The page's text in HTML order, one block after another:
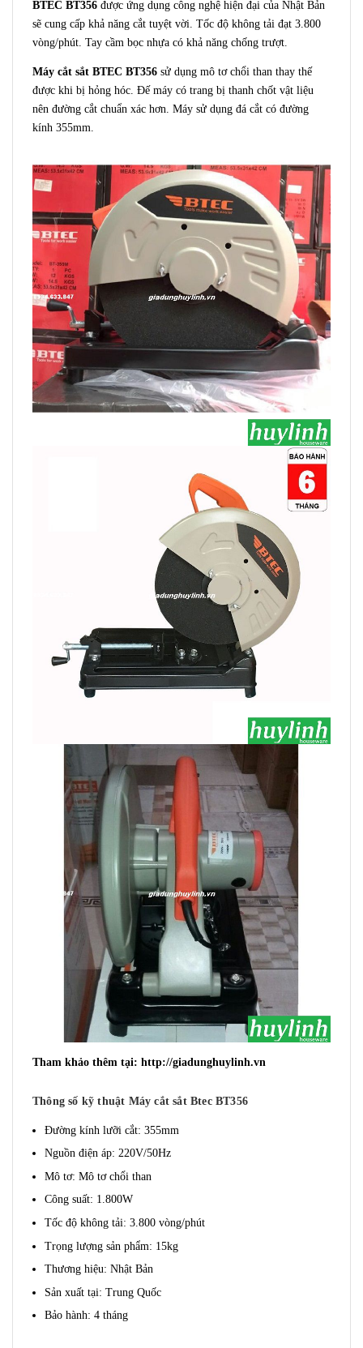
BTEC BT356 được ứng dụng công nghệ hiện đại của Nhật Bản
sẽ cung cấp khả năng cắt tuyệt vời. Tốc độ không tải đạt 3.800
vòng/phút. Tay cầm bọc nhựa có khả năng chống trượt.
Máy cắt sắt BTEC BT356 sử dụng mô tơ chổi than thay thế
được khi bị hỏng hóc. Đế máy có trang bị thanh chốt vật liệu
nên đường cắt chuẩn xác hơn. Máy sử dụng đá cắt có đường
kính 355mm.
Tham khảo thêm tại: http://giadunghuylinh.vn
Thông số kỹ thuật Máy cắt sắt Btec BT356
Đường kính lưỡi cắt: 355mm
Nguồn điện áp: 220V/50Hz
Mô tơ: Mô tơ chổi than
Công suất: 1.800W
Tốc độ không tải: 3.800 vòng/phút
Trọng lượng sản phẩm: 15kg
Thương hiệu: Nhật Bản
Sản xuất tại: Trung Quốc
Bảo hành: 4 tháng